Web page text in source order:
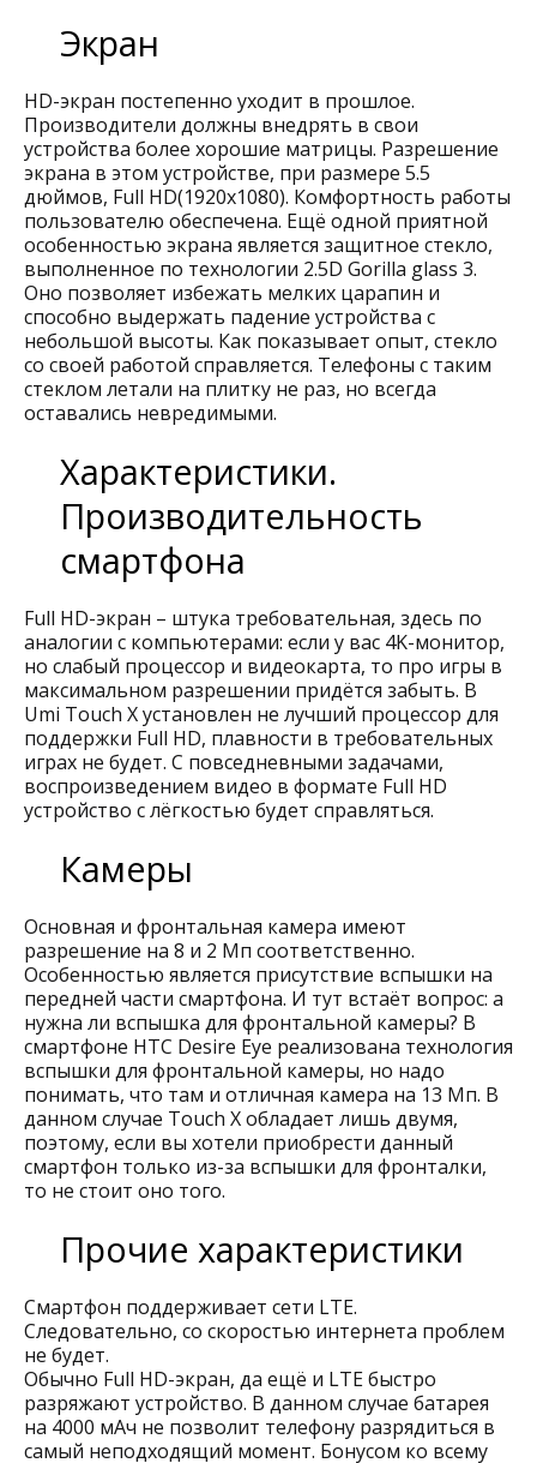
Экран
HD-экран постепенно уходит в прошлое.
Производители должны внедрять в свои
устройства более хорошие матрицы. Разрешение
экрана в этом устройстве, при размере 5.5
дюймов, Full HD(1920x1080). Комфортность работы
пользователю обеспечена. Ещё одной приятной
особенностью экрана является защитное стекло,
выполненное по технологии 2.5D Gorilla glass 3.
Оно позволяет избежать мелких царапин и
способно выдержать падение устройства с
небольшой высоты. Как показывает опыт, стекло
со своей работой справляется. Телефоны с таким
стеклом летали на плитку не раз, но всегда
оставались невредимыми.
Характеристики.
Производительность
смартфона
Full HD-экран – штука требовательная, здесь по
аналогии с компьютерами: если у вас 4K-монитор,
но слабый процессор и видеокарта, то про игры в
максимальном разрешении придётся забыть. В
Umi Touch X установлен не лучший процессор для
поддержки Full HD, плавности в требовательных
играх не будет. С повседневными задачами,
воспроизведением видео в формате Full HD
устройство с лёгкостью будет справляться.
Камеры
Основная и фронтальная камера имеют
разрешение на 8 и 2 Мп соответственно.
Особенностью является присутствие вспышки на
передней части смартфона. И тут встаёт вопрос: а
нужна ли вспышка для фронтальной камеры? В
смартфоне HTC Desire Eye реализована технология
вспышки для фронтальной камеры, но надо
понимать, что там и отличная камера на 13 Мп. В
данном случае Touch X обладает лишь двумя,
поэтому, если вы хотели приобрести данный
смартфон только из-за вспышки для фронталки,
то не стоит оно того.
Прочие характеристики
Смартфон поддерживает сети LTE.
Следовательно, со скоростью интернета проблем
не будет.
Обычно Full HD-экран, да ещё и LTE быстро
разряжают устройство. В данном случае батарея
на 4000 мАч не позволит телефону разрядиться в
самый неподходящий момент. Бонусом ко всему